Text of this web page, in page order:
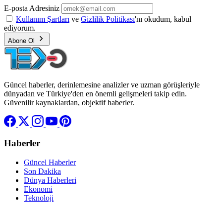
E-posta Adresiniz
Kullanım Şartları ve Gizlilik Politikası'nı okudum, kabul
ediyorum.
Abone Ol
Güncel haberler, derinlemesine analizler ve uzman görüşleriyle
dünyadan ve Türkiye'den en önemli gelişmeleri takip edin.
Güvenilir kaynaklardan, objektif haberler.
Haberler
Güncel Haberler
Son Dakika
Dünya Haberleri
Ekonomi
Teknoloji